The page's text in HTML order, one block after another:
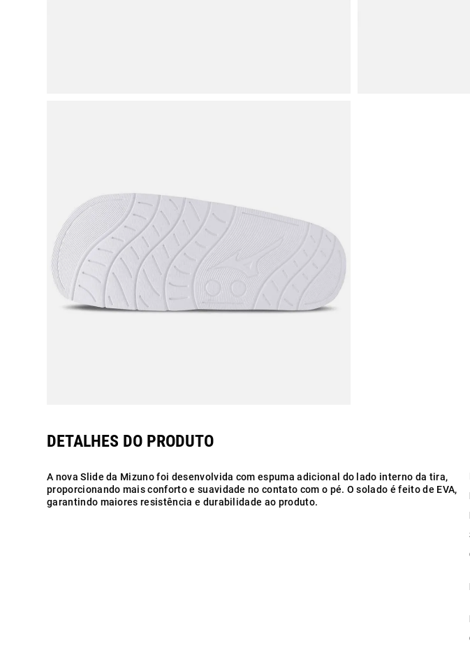
A nova Slide da Mizuno foi desenvolvida com espuma adicional do lado interno da tira,
proporcionando mais conforto e suavidade no contato com o pé. O solado é feito de EVA,
garantindo maiores resistência e durabilidade ao produto.